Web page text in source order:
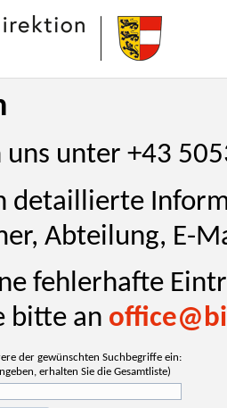
uns unter +43
detaillierte
Abteilung, E-
fehlerhafte
bitte an
der gewünschten Suchbegriffe ein:
erhalten Sie die Gesamtliste)